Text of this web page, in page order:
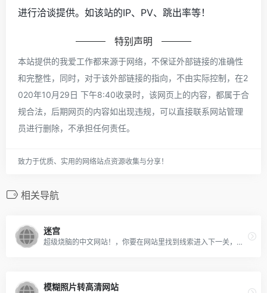
进行洽谈提供。如该站的IP、PV、跳出率等！
特别声明
本站提供的我爱工作都来源于网络，不保证外部链接的准确性
和完整性，同时，对于该外部链接的指向，不由实际控制，在2
020年10月29日 下午8:40收录时，该网页上的内容，都属于合
规合法，后期网页的内容如出现违规，可以直接联系网站管理
员进行删除，不承担任何责任。
致力于优质、实用的网络站点资源收集与分享！
相关导航
迷宫
超级烧脑的中文网站！，你要在网站里找到线索进入下一关，目前一共有50关，前面几关都比较简单，后面建议稳定情绪，容易砸键盘~~
模糊照片转高清网站